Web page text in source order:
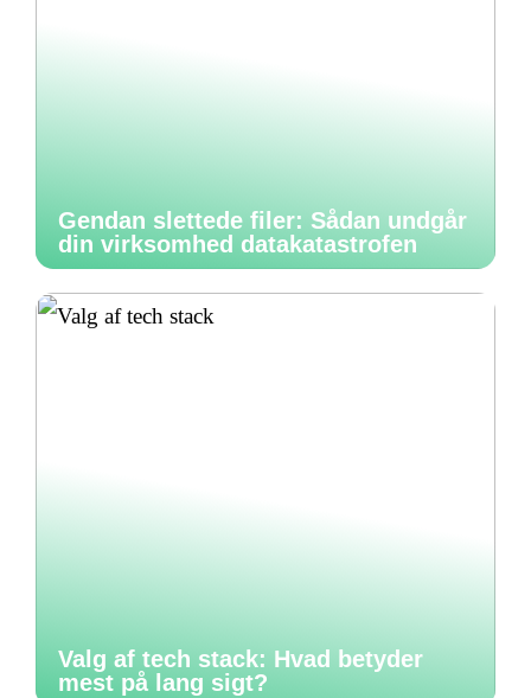
Gendan slettede filer: Sådan undgår
din virksomhed datakatastrofen
Valg af tech stack: Hvad betyder
mest på lang sigt?